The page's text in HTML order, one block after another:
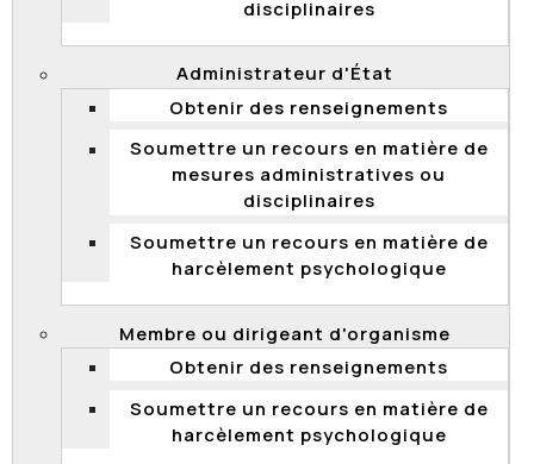
disciplinaires
Administrateur d'État
Obtenir des renseignements
Soumettre un recours en matière de
mesures administratives ou
disciplinaires
Soumettre un recours en matière de
harcèlement psychologique
Membre ou dirigeant d'organisme
Obtenir des renseignements
Soumettre un recours en matière de
harcèlement psychologique
Décisions et documents transmis dans le
cadre d'une demande d'accès à
l'information
Objet de la demande : obtenir une copie de toutes
les factures relatives aux dépenses engagées
pour la publicité sur Facebook (Meta Ads,
Instagram Ads ou plateformes affiliées), y compris
les paiements directs, transfert et/ou via une
agence pour la période du 1er janvier au 31
décembre 2024
Date de transmission : 2 juillet 2026
Documents transmis